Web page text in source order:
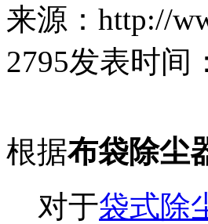
来源：http://
2795发表时间
根据布袋除尘
对于袋式除